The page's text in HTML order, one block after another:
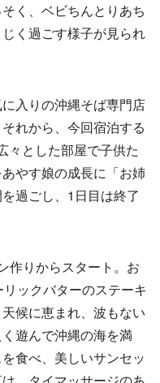
く、ベビちんとりあち
く過ごす様子が見られ
入りの沖縄そば専門店
れから、今回宿泊する
々とした部屋で子供た
やす娘の成長に「お姉
過ごし、1日目は終了
作りからスタート。お
ックバターのステーキ
候に恵まれ、波もない
遊んで沖縄の海を満
食べ、美しいサンセッ